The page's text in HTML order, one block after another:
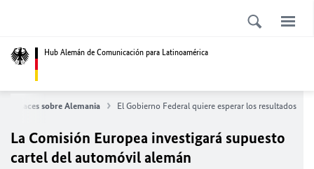
Hub Alemán de Comunicación para Latinoamérica
Enlaces sobre Alemania El Gobierno Federal quiere esperar los resultados
La Comisión Europea investigará supuesto
cartel del automóvil alemán